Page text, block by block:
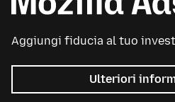
Aggiungi fiducia al tuo
Ulteriori